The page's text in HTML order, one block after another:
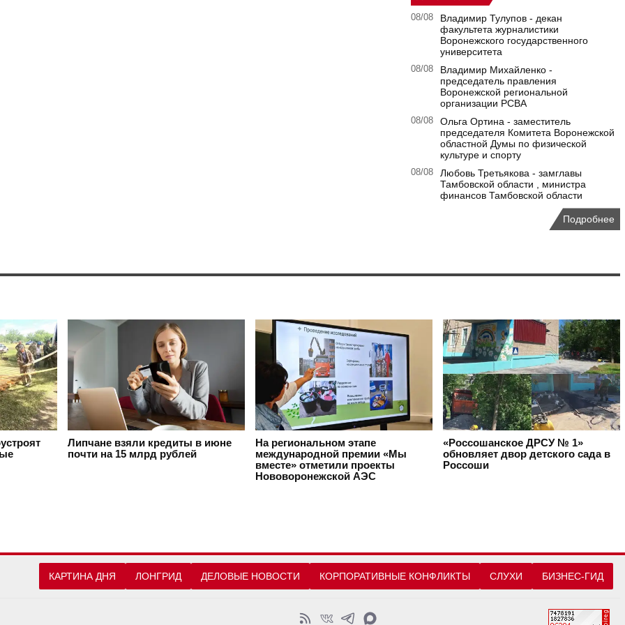
08/08
Владимир Тулупов - декан
факультета журналистики
Воронежского государственного
университета
08/08
Владимир Михайленко -
председатель правления
Воронежской региональной
организации РСВА
08/08
Ольга Ортина - заместитель
председателя Комитета Воронежской
областной Думы по физической
культуре и спорту
08/08
Любовь Третьякова - замглавы
Тамбовской области , министра
финансов Тамбовской области
Подробнее
Липчане взяли кредиты в июне
почти на 15 млрд рублей
На региональном этапе
международной премии «Мы
вместе» отметили проекты
Нововоронежской АЭС
«Россошанское ДРСУ № 1»
обновляет двор детского сада в
Россоши
КАРТИНА ДНЯ ЛОНГРИД ДЕЛОВЫЕ НОВОСТИ КОРПОРАТИВНЫЕ КОНФЛИКТЫ СЛУХИ БИЗНЕС-ГИД